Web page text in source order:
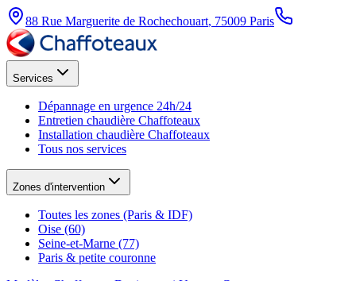
88 Rue Marguerite de Rochechouart, 75009 Paris
Services
Dépannage en urgence 24h/24
Entretien chaudière Chaffoteaux
Installation chaudière Chaffoteaux
Tous nos services
Zones d'intervention
Toutes les zones (Paris & IDF)
Oise (60)
Seine-et-Marne (77)
Paris & petite couronne